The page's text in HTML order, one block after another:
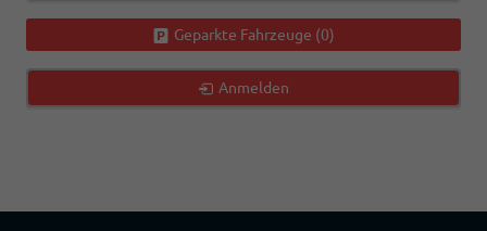
Geparkte Fahrzeuge (0)
Anmelden